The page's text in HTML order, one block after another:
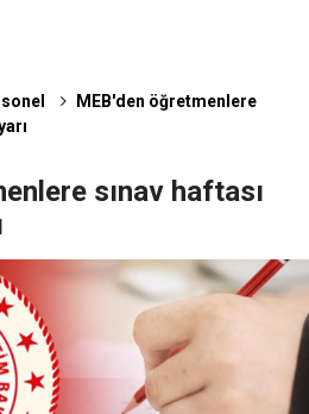
MEB'den öğretmenlere
sınav haftası